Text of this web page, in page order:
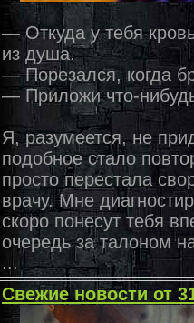
— Откуда у тебя
из душа.
— Порезался, когда
— Приложи что-
Я, разумеется, не
подобное стало
просто перестала
врачу. Мне
скоро понесут тебя
очередь за талоном
...
Свежие новости от